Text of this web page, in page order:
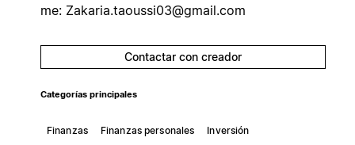
me: Zakaria.taoussi03@gmail.com
Contactar con creador
Categorías principales
Finanzas Finanzas personales Inversión